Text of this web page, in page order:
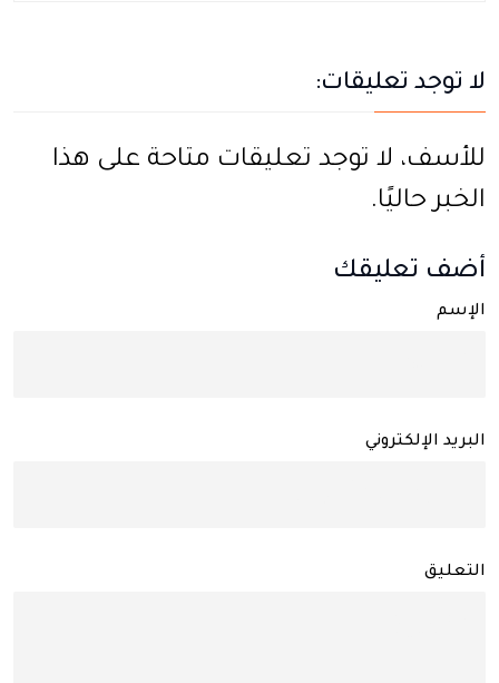
لا توجد تعليقات:
للأسف، لا توجد تعليقات متاحة على هذا
الخبر حاليًا.
أضف تعليقك
الإسم
البريد الإلكتروني
التعليق